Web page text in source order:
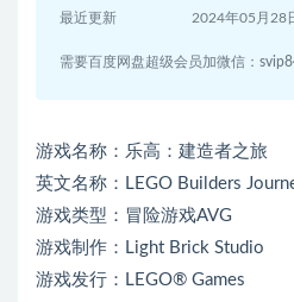
最近更新 2024年05月28
需要百度网盘超级会员加微信：
游戏名称：乐高：建造者之旅
英文名称：LEGO Builders
游戏类型：冒险游戏AVG
游戏制作：Light Brick Studio
游戏发行：LEGO® Games